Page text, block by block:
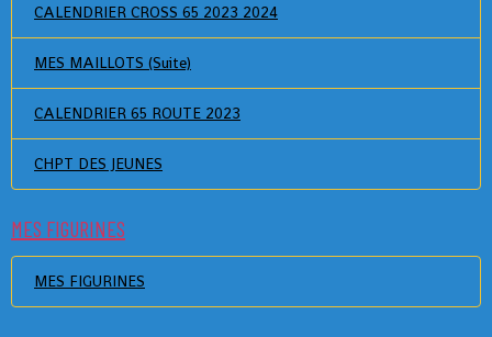
CALENDRIER CROSS 65 2023 2024
MES MAILLOTS (Suite)
CALENDRIER 65 ROUTE 2023
CHPT DES JEUNES
MES FIGURINES
MES FIGURINES